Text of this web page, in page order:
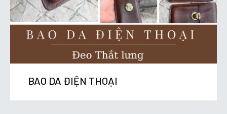
BAO DA ĐIỆN THOẠI